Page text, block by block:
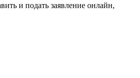
и подать заявление онлайн,